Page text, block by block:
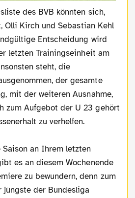
Olli Kirch und Sebastian Kehl
Entscheidung wird
letzten Trainingseinheit am
steht, die
der gesamte
mit der weiteren Ausnahme,
zum Aufgebot der U 23 gehört
zu verhelfen.
an Ihrem letzten
es an diesem Wochenende
zu bewundern, denn zum
der Bundesliga